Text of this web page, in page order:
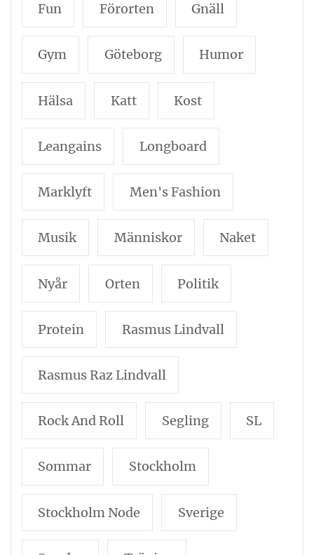
Fun Förorten Gnäll
Gym Göteborg Humor
Hälsa Katt Kost
Leangains Longboard
Marklyft Men's Fashion
Musik Människor Naket
Nyår Orten Politik
Protein Rasmus Lindvall
Rasmus Raz Lindvall
Rock And Roll Segling SL
Sommar Stockholm
Stockholm Node Sverige